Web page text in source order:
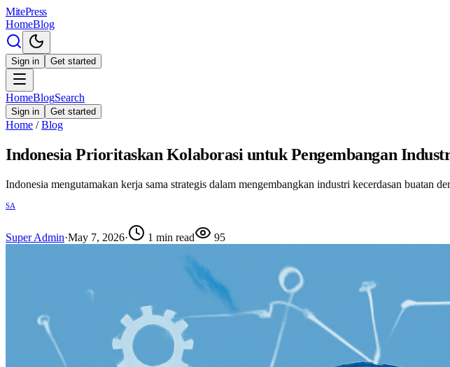
MitePress
HomeBlog
Sign in Get started
HomeBlogSearch
Sign in Get started
Home / Blog
Indonesia Prioritaskan Kolaborasi untuk Pengembangan
Indonesia mengutamakan kerja sama strategis dalam mengembangkan industri kecerdasan buatan
SA
Super Admin·May 7, 2026· 1 min read 95